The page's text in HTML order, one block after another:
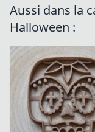
Aussi dans la
Halloween :